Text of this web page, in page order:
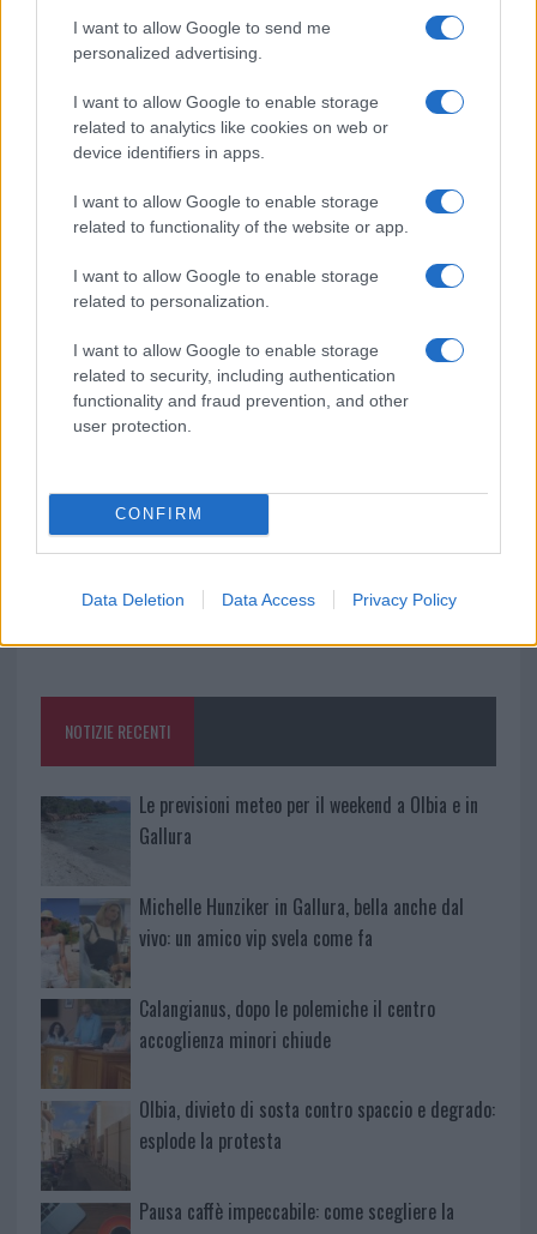
I want to allow Google to send me
personalized advertising.
I want to allow Google to enable storage
related to analytics like cookies on web or
device identifiers in apps.
I want to allow Google to enable storage
related to functionality of the website or app.
I want to allow Google to enable storage
related to personalization.
I want to allow Google to enable storage
related to security, including authentication
functionality and fraud prevention, and other
user protection.
CONFIRM
Data Deletion Data Access Privacy Policy
Notizie in tempo reale?
Entra nel canale telegram di
Ricevi le nostre ultime news
daGoogle News
F
a
ce
b
o
k
T
w
it
te
Pi
n
te
re
W
h
at
s
p
h
a
re
Articolo precedente
NOTIZIE RECENTI
Le previsioni meteo per il weekend a Olbia e in
Gallura
Michelle Hunziker in Gallura, bella anche dal
vivo: un amico vip svela come fa
Calangianus, dopo le polemiche il centro
accoglienza minori chiude
Olbia, divieto di sosta contro spaccio e degrado:
esplode la protesta
Pausa caffè impeccabile: come scegliere la